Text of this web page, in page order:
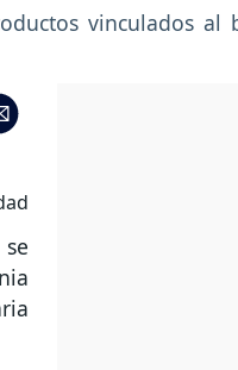
vinculados al